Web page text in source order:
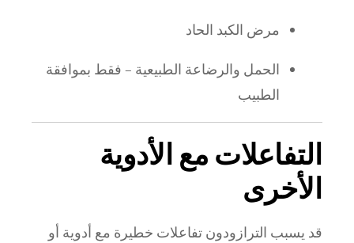
مرض الكبد الحاد
الحمل والرضاعة الطبيعية – فقط بموافقة
الطبيب
التفاعلات مع الأدوية
الأخرى
قد يسبب الترازودون تفاعلات خطيرة مع أدوية أو